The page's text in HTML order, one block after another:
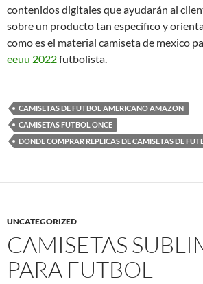
contenidos digitales que ayudarán al
sobre un producto tan específico y
como es el material camiseta de mexico
eeuu 2022futbolista.
CAMISETAS DE FUTBOL AMERICANO AMAZON
CAMISETAS FUTBOL ONCE
DONDE COMPRAR REPLICAS DE CAMISETAS DE
UNCATEGORIZED
CAMISETAS
PARA FUTBOL